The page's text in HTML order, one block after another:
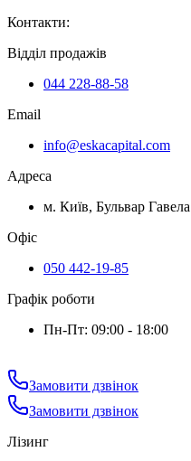
Контакти:
Відділ продажів
044 228-88-58
Email
info@eskacapital.com
Адреса
м. Київ, Бульвар
Офіс
050 442-19-85
Графік роботи
Пн-Пт: 09:00 - 18:00
Замовити дзвінок
Замовити дзвінок
Лізинг